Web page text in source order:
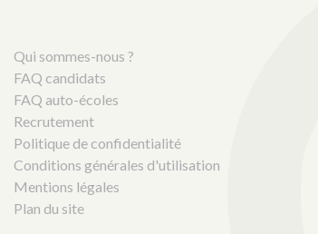
Qui sommes-nous ?
FAQ candidats
FAQ auto-écoles
Recrutement
Politique de confidentialité
Conditions générales d'utilisation
Mentions légales
Plan du site